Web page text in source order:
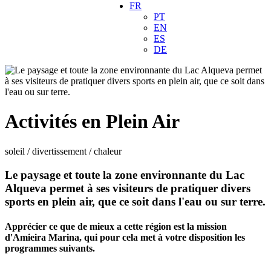
FR
PT
EN
ES
DE
Activités en Plein Air
soleil / divertissement / chaleur
Le paysage et toute la zone environnante du Lac
Alqueva permet à ses visiteurs de pratiquer divers
sports en plein air, que ce soit dans l'eau ou sur terre.
Apprécier ce que de mieux a cette région est la mission
d'Amieira Marina, qui pour cela met à votre disposition les
programmes suivants.